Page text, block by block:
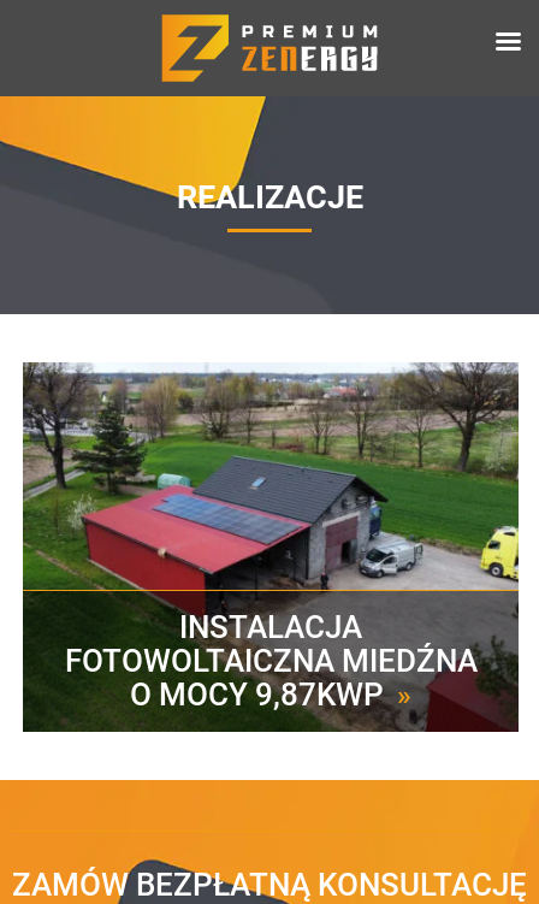
REALIZACJE
INSTALACJA
FOTOWOLTAICZNA MIEDŹNA
O MOCY 9,87KWP »
ZAMÓW BEZPŁATNĄ KONSULTACJĘ